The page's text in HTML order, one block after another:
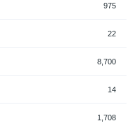
975
22
8,700
14
1,708